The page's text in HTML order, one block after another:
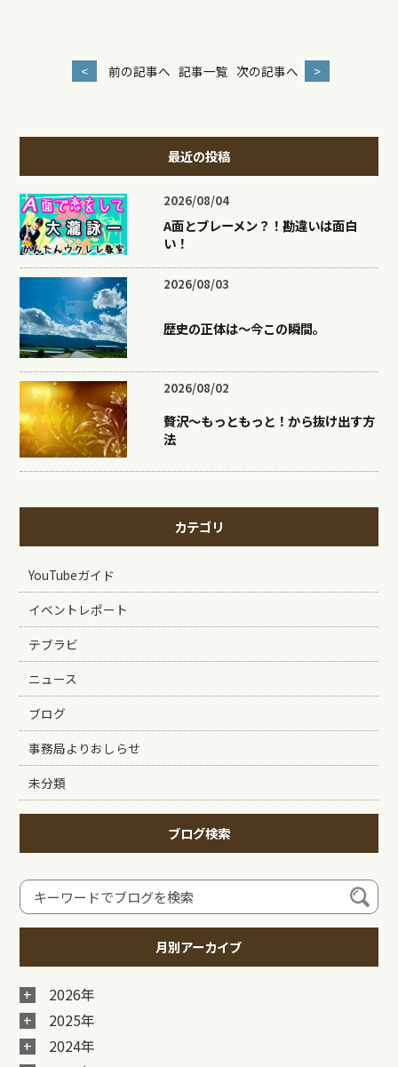
< 前の記事へ 記事一覧 次の記事へ >
最近の投稿
2026/08/04
A面とブレーメン？！勘違いは面白
い！
2026/08/03
歴史の正体は〜今この瞬間。
2026/08/02
贅沢〜もっともっと！から抜け出す方
法
カテゴリ
YouTubeガイド
イベントレポート
テブラビ
ニュース
ブログ
事務局よりおしらせ
未分類
ブログ検索
月別アーカイブ
2026年
2025年
2024年